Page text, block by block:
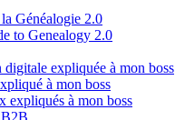
Généalogie 2.0
to Genealogy 2.0
expliquée à mon boss
à mon boss
expliqués à mon boss